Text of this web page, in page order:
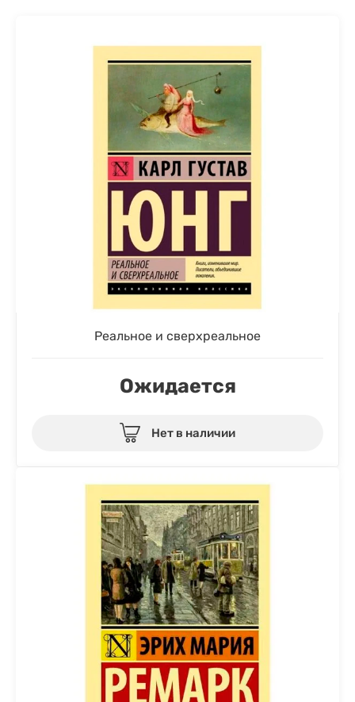
Реальное и сверхреальное
Ожидается
Нет в наличии